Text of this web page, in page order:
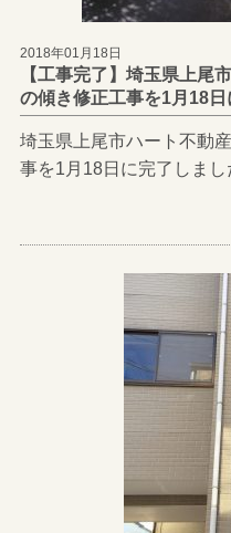
2018年01月18日
【工事完了】埼玉県上尾
の傾き修正工事を1月18日
埼玉県上尾市ハート不動
事を1月18日に完了しまし